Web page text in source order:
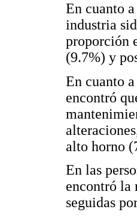
En cuanto
industria
proporción
(9.7%) y
En cuanto
encontró
alto horno
En las
encontró la
seguidas